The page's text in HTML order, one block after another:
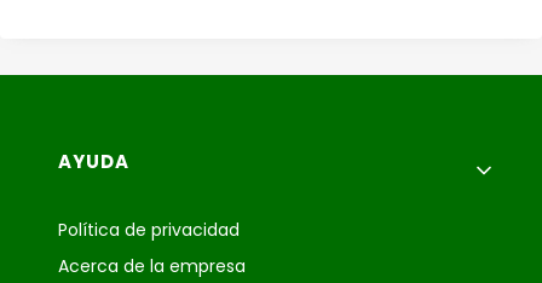
Menú de pie de página
AYUDA
Política de privacidad
Acerca de la empresa